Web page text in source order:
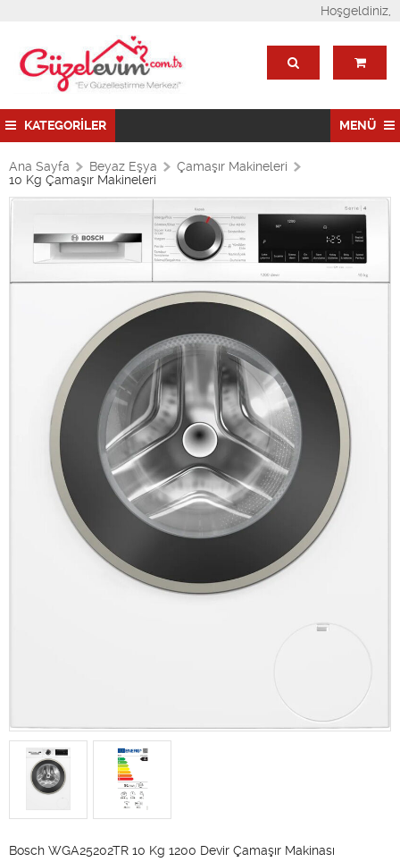
Hoşgeldiniz,
KATEGORİLER MENÜ
Ana Sayfa Beyaz Eşya
Çamaşır Makineleri
10 Kg Çamaşır Makineleri
Bosch WGA25202TR 10 Kg 1200 Devir Çamaşır Makinası